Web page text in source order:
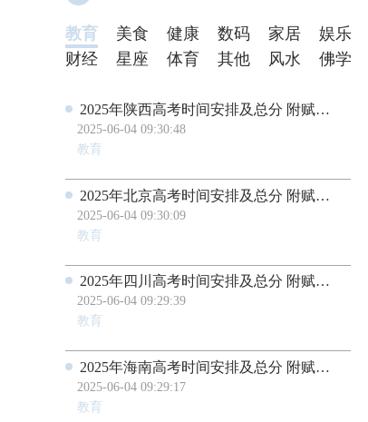
教育 美食 健康 数码 家居 娱乐
财经
星座 体育 其他 风水 佛学
2025年陕西高考时间安排及总分 附赋分对照表及计算方法
2025-06-04 09:30:48
教育
2025年北京高考时间安排及总分 附赋分对照表及计算方法
2025-06-04 09:30:09
教育
2025年四川高考时间安排及总分 附赋分对照表及计算方法
2025-06-04 09:29:39
教育
2025年海南高考时间安排及总分 附赋分对照表及计算方法
2025-06-04 09:29:17
教育